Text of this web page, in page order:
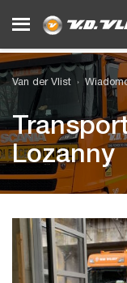
Van der Vlist
Lozanny